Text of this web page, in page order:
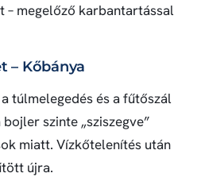
– megelőző karbantartással
– Kőbánya
túlmelegedés és a fűtőszál
szinte „sziszegve”
miatt. Vízkőtelenítés után
újra.